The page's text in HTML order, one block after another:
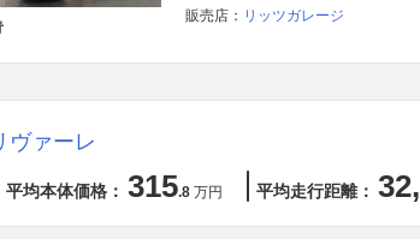
販売店： リッツガレージ
ヴァーレ
平均本体価格： 315.8 万円 平均走行距離：